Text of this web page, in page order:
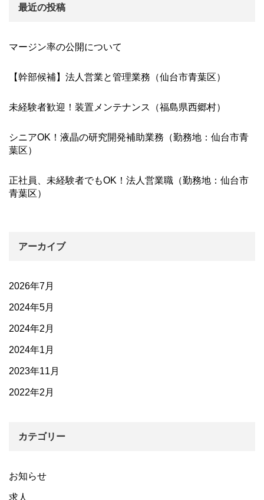
最近の投稿
マージン率の公開について
【幹部候補】法人営業と管理業務（仙台市青葉区）
未経験者歓迎！装置メンテナンス（福島県西郷村）
シニアOK！液晶の研究開発補助業務（勤務地：仙台市青
葉区）
正社員、未経験者でもOK！法人営業職（勤務地：仙台市
青葉区）
アーカイブ
2026年7月
2024年5月
2024年2月
2024年1月
2023年11月
2022年2月
カテゴリー
お知らせ
求人